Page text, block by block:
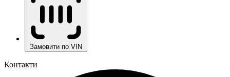
Замовити по VIN
Контакти